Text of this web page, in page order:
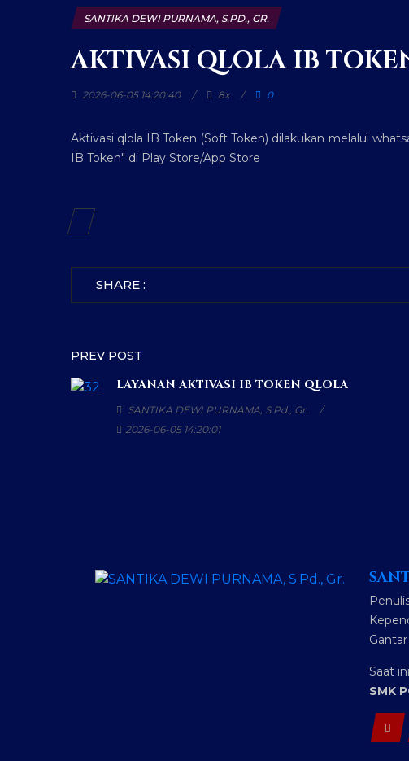
SANTIKA DEWI PURNAMA, S.PD., GR.
AKTIVASI QLOLA IB
2026-06-05 14:20:40 8x 0
Aktivasi qlola IB Token (Soft Token) dilakukan melalui
IB Token" di Play Store/App Store
SHARE :
PREV POST
LAYANAN AKTIVASI IB TOKEN QLOLA
SANTIKA DEWI PURNAMA, S.Pd., Gr.
2026-06-05 14:20:01
Saat
SMK